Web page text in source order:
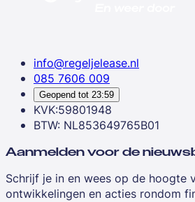
info@regeljelease.nl
085 7606 009
Geopend tot 23:59
KVK:59801948
BTW: NL853649765B01
Aanmelden voor de
Schrijf je in en wees op de hoogte
ontwikkelingen en acties rondom